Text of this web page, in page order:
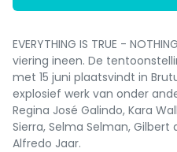
EVERYTHING IS TRUE -
viering ineen. De
met 15 juni plaatsvindt in
explosief werk van onder
Regina José Galindo, Kara
Sierra, Selma Selman,
Alfredo Jaar.